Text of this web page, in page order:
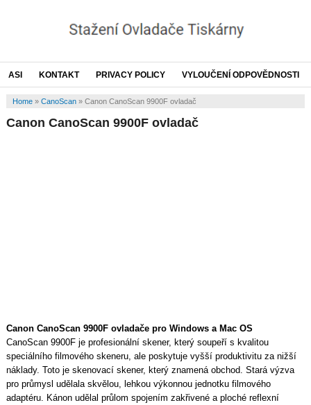
ASI KONTAKT PRIVACY POLICY VYLOUČENÍ ODPOVĚDNOSTI
Home» CanoScan» Canon CanoScan 9900F ovladač
Canon CanoScan 9900F ovladač
Canon CanoScan 9900F ovladače pro Windows a Mac OS
CanoScan 9900F je profesionální skener, který soupeří s kvalitou
speciálního filmového skeneru, ale poskytuje vyšší produktivitu za nižší
náklady. Toto je skenovací skener, který znamená obchod. Stará výzva
pro průmysl udělala skvělou, lehkou výkonnou jednotku filmového
adaptéru. Kánon udělal průlom spojením zakřivené a ploché reflexní